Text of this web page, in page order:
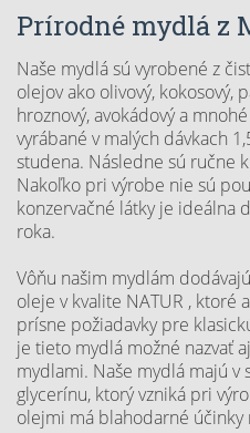
Prírodné mydlá z
Naše mydlá sú vyrobené z
olejov ako olivový, kokosový,
hroznový, avokádový a
vyrábané v malých dávkach
studena. Následne sú ručne
Nakoľko pri výrobe nie sú
konzervačné látky je ideálna
roka.
Vôňu našim mydlám d
oleje v kvalite NATUR , ktoré
prísne požiadavky pre
je tieto mydlá možné nazvať
mydlami. Naše mydlá majú v
glycerínu, ktorý vzniká pri
olejmi má blahodarné účinky